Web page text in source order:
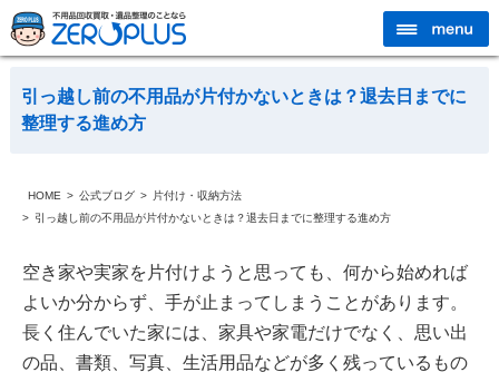
引っ越し前の不用品が片付かないときは？退去日までに
整理する進め方
HOME 公式ブログ
片付け・収納方法
引っ越し前の不用品が片付かないときは？退去日までに整理する進め方
空き家や実家を片付けようと思っても、何から始めれば
よいか分からず、手が止まってしまうことがあります。
長く住んでいた家には、家具や家電だけでなく、思い出
の品、書類、写真、生活用品などが多く残っているもの